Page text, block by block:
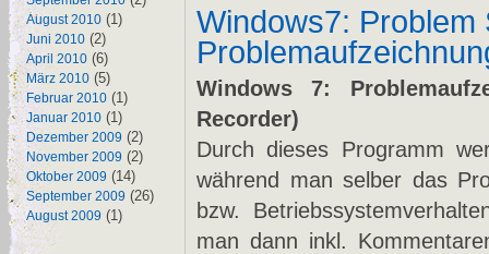
August 2010 (1)
Juni 2010 (2)
April 2010 (6)
März 2010 (5)
Februar 2010 (1)
Januar 2010 (1)
Dezember 2009 (2)
November 2009 (2)
Oktober 2009 (14)
September 2009 (26)
August 2009 (1)
Windows7: Problem
Windows 7:
Recorder)
Durch dieses Programm
während man selber das
bzw.
man dann inkl.